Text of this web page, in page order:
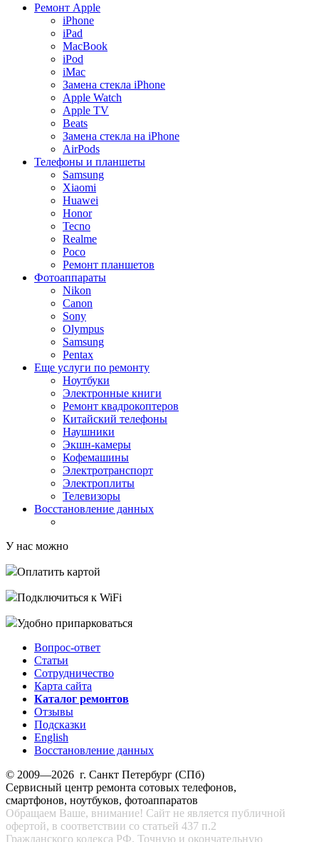
Ремонт Apple
iPhone
iPad
MacBook
iPod
iMac
Замена стекла iPhone
Apple Watch
Apple TV
Beats
Замена стекла на iPhone
AirPods
Телефоны и планшеты
Samsung
Xiaomi
Huawei
Honor
Tecno
Realme
Poco
Ремонт планшетов
Фотоаппараты
Nikon
Canon
Sony
Olympus
Samsung
Pentax
Еще услуги по ремонту
Ноутбуки
Электронные книги
Ремонт квадрокоптеров
Китайский телефоны
Наушники
Экшн-камеры
Кофемашины
Электротранспорт
Электроплиты
Телевизоры
Восстановление данных
У нас можно
Оплатить картой
Подключиться к WiFi
Удобно припарковаться
Вопрос-ответ
Статьи
Сотрудничество
Карта сайта
Каталог ремонтов
Отзывы
Подсказки
English
Восстановление данных
© 2009—2026 г. Санкт Петербург (СПб)
Сервисный центр ремонта сотовых телефонов,
смартфонов, ноутбуков, фотоаппаратов
Обращаем Ваше, внимание! Сайт не является публичной
офертой, в соответствии со статьей 437 п.2
Гражданского кодекса РФ. Точную и окончательную